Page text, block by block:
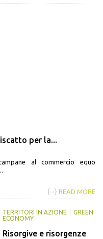
per la...
al commercio equo
{···} READ MORE
TERRITORI IN AZIONE
GREEN
ECONOMY
Risorgive e risorgenze